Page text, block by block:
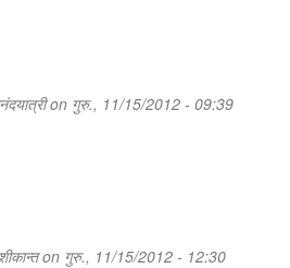
on गुरु., 11/15/2012 - 09:39
on गुरु., 11/15/2012 - 12:30